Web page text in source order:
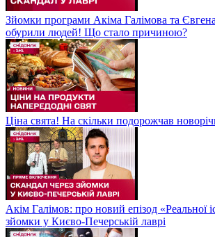
Зйомки програми Акіма Галімова та
обурили людей! Що стало причиною?
Ціна свята! На скільки подорожчав
Акім Галімов: про новий епізод «Реальної
зйомки у Києво-Печерській лаврі